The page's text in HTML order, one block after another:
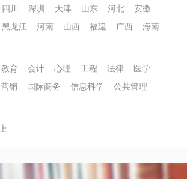
四川 深圳 天津 山东 河北
安徽
黑龙江 河南 山西 福建 广西
海南
教育 会计 心理 工程 法律
医学
销 国际商务 信息科学
公共管理